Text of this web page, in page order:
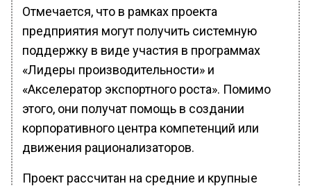
Отмечается, что в рамках проекта
предприятия могут получить системную
поддержку в виде участия в программах
«Лидеры производительности» и
«Акселератор экспортного роста». Помимо
этого, они получат помощь в создании
корпоративного центра компетенций или
движения рационализаторов.
Проект рассчитан на средние и крупные